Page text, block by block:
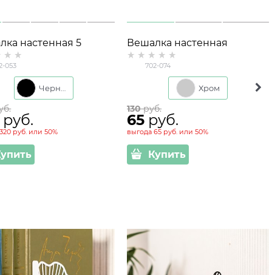
настенная 5
702-053 Совы
053
руб.
320 руб. или50%
Вешалка настенная
Осьминог 702-074 металл
702-074
Хром
130 руб.
65 руб.
выгода65 руб. или50%
Купить